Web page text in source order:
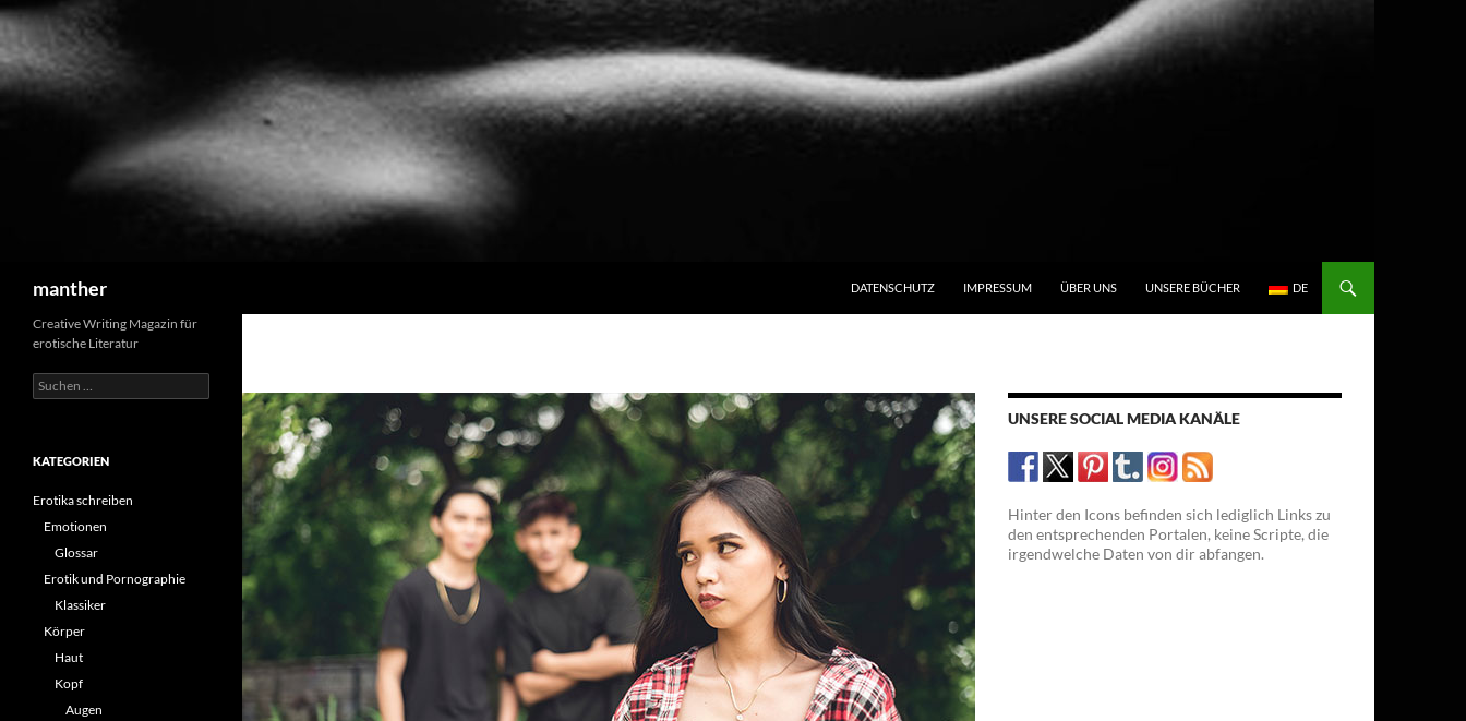
manther
DATENSCHUTZ
IMPRESSUM ÜBER UNS UNSERE BÜCHER DE
UNSERE SOCIAL MEDIA KANÄLE
Hinter den Icons befinden sich lediglich Links zu
den entsprechenden Portalen, keine Scripte, die
irgendwelche Daten von dir abfangen.
Creative Writing Magazin für
erotische Literatur
Suchen
nach:
KATEGORIEN
Erotika schreiben
Emotionen
Glossar
Erotik und Pornographie
Klassiker
Körper
Haut
Kopf
Augen